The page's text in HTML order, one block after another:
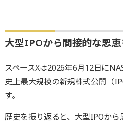
大型IPOから間接的な恩
スペースXは2026年6月12日に
史上最大規模の新規株式公開（
す。
歴史を振り返ると、大型IPOか